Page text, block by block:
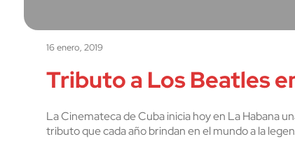
16 enero, 2019
Tributo a Los Beatles
La Cinemateca de Cuba inicia hoy en La Habana
tributo que cada año brindan en el mundo a la